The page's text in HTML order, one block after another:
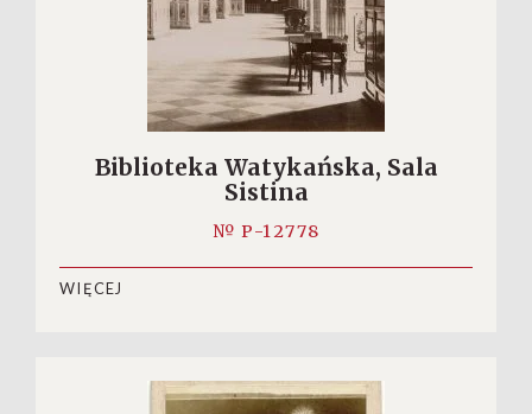
Biblioteka Watykańska, Sala
Sistina
№ P-12778
WIĘCEJ